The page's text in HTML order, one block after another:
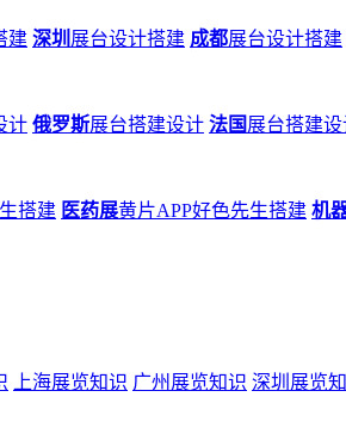
建 深圳 展台设计搭建 成都展台设计搭建
计 俄罗斯展台搭建设计 法国 展台搭建设
搭建 医药展黄片APP好色先生搭建 机
上海展览知识 广州展览知识 深圳展览